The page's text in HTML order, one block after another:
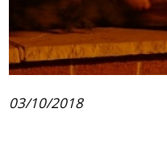
03/10/2018